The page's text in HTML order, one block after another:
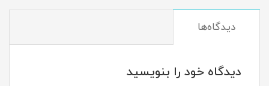
دیدگاه‌ها
دیدگاه خود را بنویسید